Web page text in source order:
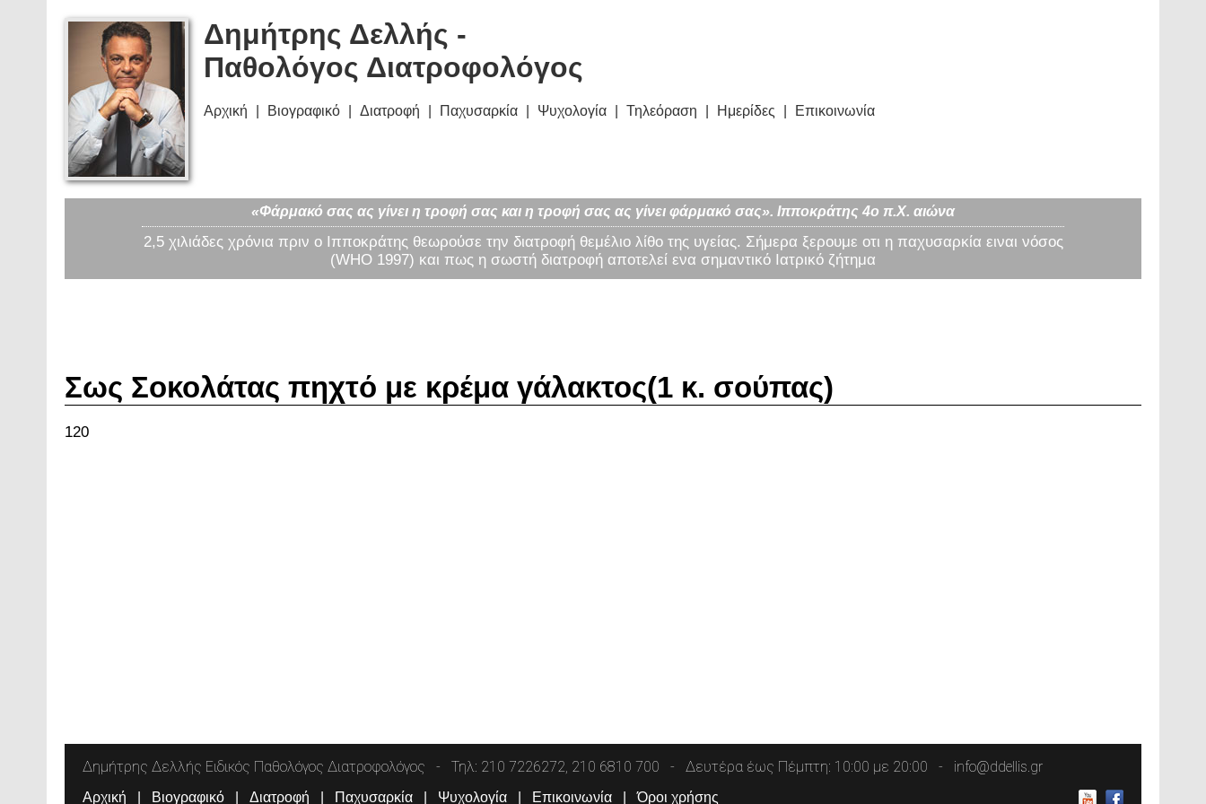
Δημήτρης Δελλής -
Παθολόγος Διατροφολόγος
Αρχική Βιογραφικό Διατροφή Παχυσαρκία Ψυχολογία Τηλεόραση Ημερίδες Επικοινωνία
«Φάρμακό σας ας γίνει η τροφή σας και η τροφή σας ας γίνει φάρμακό σας». Ιπποκράτης 4ο π.Χ. αιώνα
2,5 χιλιάδες χρόνια πριν ο Ιπποκράτης θεωρούσε την διατροφή θεμέλιο λίθο της υγείας. Σήμερα ξερουμε οτι η παχυσαρκία ειναι νόσος
(WHO 1997) και πως η σωστή διατροφή αποτελεί ενα σημαντικό Ιατρικό ζήτημα
Σως Σοκολάτας πηχτό με κρέμα γάλακτος(1 κ. σούπας)
120
Δημήτρης Δελλής Ειδικός Παθολόγος Διατροφολόγος Τηλ: 210 7226272, 210 6810 700 Δευτέρα έως Πέμπτη: 10:00 με 20:00 info@ddellis.gr
Αρχική Βιογραφικό Διατροφή Παχυσαρκία Ψυχολογία Επικοινωνία Όροι χρήσης